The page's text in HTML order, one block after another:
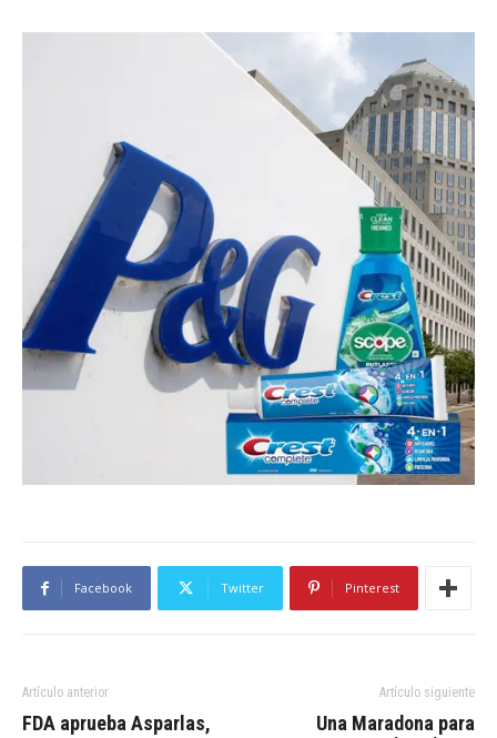
Facebook Twitter Pinterest
Artículo anterior
FDA aprueba Asparlas,
Artículo siguiente
Una Maradona para